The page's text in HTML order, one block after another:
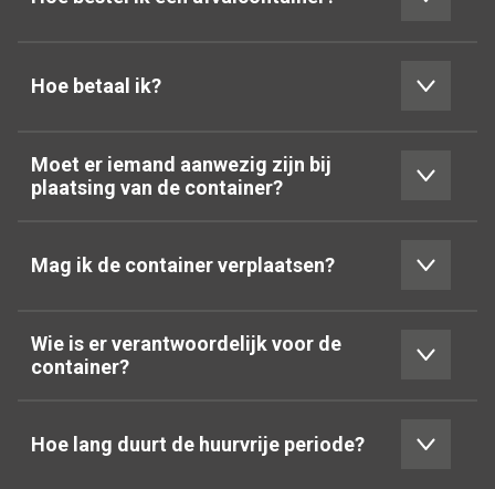
Hoe betaal ik?
Moet er iemand aanwezig zijn bij
plaatsing van de container?
Mag ik de container verplaatsen?
Wie is er verantwoordelijk voor de
container?
Hoe lang duurt de huurvrije periode?